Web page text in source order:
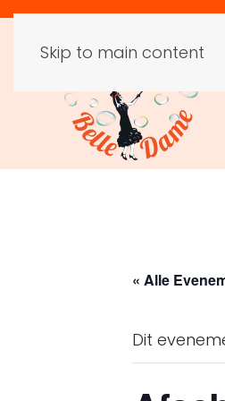
Skip to main content
« Alle
Dit